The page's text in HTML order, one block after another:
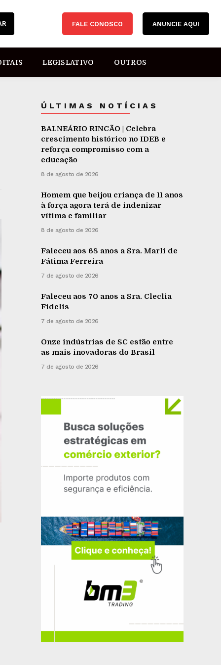
FALE CONOSCO ANUNCIE AQUI
LEGISLATIVO OUTROS
ÚLTIMAS NOTÍCIAS
BALNEÁRIO RINCÃO | Celebra
crescimento histórico no IDEB e
reforça compromisso com a
educação
8 de agosto de 2026
Homem que beijou criança de 11 anos
à força agora terá de indenizar
vítima e familiar
8 de agosto de 2026
Faleceu aos 68 anos a Sra. Marli de
Fátima Ferreira
7 de agosto de 2026
Faleceu aos 70 anos a Sra. Cleclia
Fidelis
7 de agosto de 2026
Onze indústrias de SC estão entre
as mais inovadoras do Brasil
7 de agosto de 2026